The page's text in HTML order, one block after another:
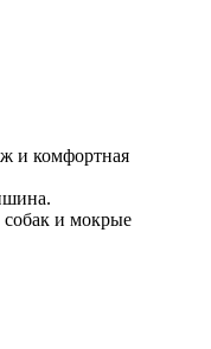
и комфортная
и мокрые